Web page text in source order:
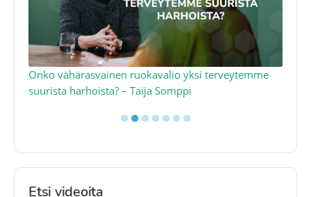
Onko vähärasvainen ruokavalio yksi terveytemme
suurista harhoista? – Taija Somppi
●●●●●●●
Etsi videoita